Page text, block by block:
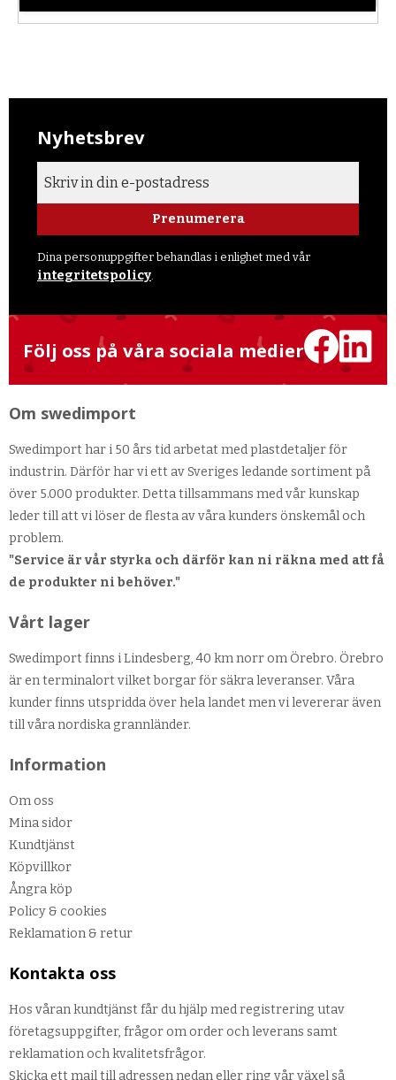
Nyhetsbrev
Prenumerera
Dina personuppgifter behandlas i enlighet med vår
integritetspolicy.
Följ oss på våra sociala medier
Om swedimport
Swedimport har i 50 års tid arbetat med plastdetaljer för
industrin. Därför har vi ett av Sveriges ledande sortiment på
över 5.000 produkter. Detta tillsammans med vår kunskap
leder till att vi löser de flesta av våra kunders önskemål och
problem.
"Service är vår styrka och därför kan ni räkna med att få
de produkter ni behöver."
Vårt lager
Swedimport finns i Lindesberg, 40 km norr om Örebro. Örebro
är en terminalort vilket borgar för säkra leveranser. Våra
kunder finns utspridda över hela landet men vi levererar även
till våra nordiska grannländer.
Information
Om oss
Mina sidor
Kundtjänst
Köpvillkor
Ångra köp
Policy & cookies
Reklamation & retur
Kontakta oss
Hos våran kundtjänst får du hjälp med registrering utav
företagsuppgifter, frågor om order och leverans samt
reklamation och kvalitetsfrågor.
Skicka ett mail till adressen nedan eller ring vår växel så